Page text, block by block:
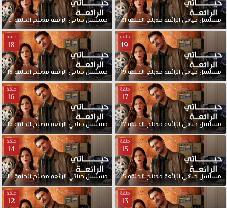
مسلسلحياتي الرائعة مدبلجالحلقة21 مسلسلحياتي الرائعة مدبلجالحلقة20
حلقة
19
مسلسلحياتي الرائعة مدبلجالحلقة19
حلقة
18
مسلسلحياتي الرائعة مدبلجالحلقة18
حلقة
17
مسلسلحياتي الرائعة مدبلجالحلقة17
حلقة
16
مسلسلحياتي الرائعة مدبلجالحلقة16
حلقة
15
مسلسلحياتي الرائعة مدبلجالحلقة15
حلقة
14
مسلسلحياتي الرائعة مدبلجالحلقة14
حلقة
13
حلقة
12